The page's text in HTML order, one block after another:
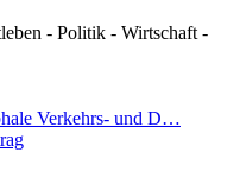
- Politik - Wirtschaft -
Verkehrs- und D…